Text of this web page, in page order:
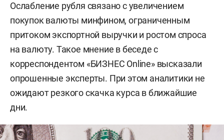
Ослабление рубля связано с увеличением
покупок валюты минфином, ограниченным
притоком экспортной выручки и ростом спроса
на валюту. Такое мнение в беседе с
корреспондентом «БИЗНЕС Online» высказали
опрошенные эксперты. При этом аналитики не
ожидают резкого скачка курса в ближайшие
дни.